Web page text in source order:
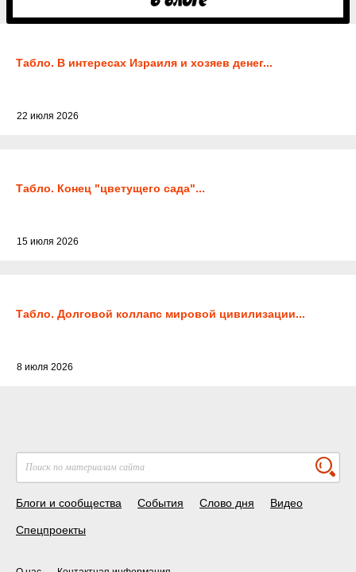
Табло. В интересах Израиля и хозяев денег...
22 июля 2026
Табло. Конец "цветущего сада"...
15 июля 2026
Табло. Долговой коллапс мировой цивилизации...
8 июля 2026
Блоги и сообщества События Слово дня Видео
Спецпроекты